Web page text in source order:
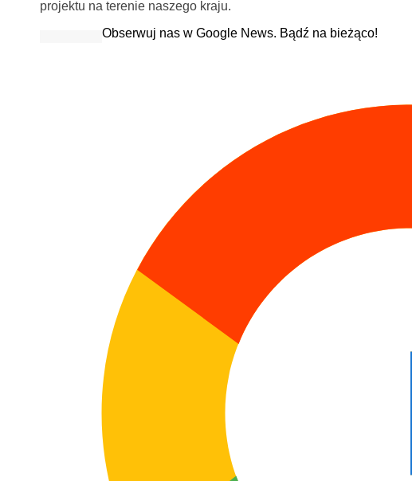
projektu na terenie naszego kraju.
Obserwuj nas w Google News. Bądź na bieżąco!